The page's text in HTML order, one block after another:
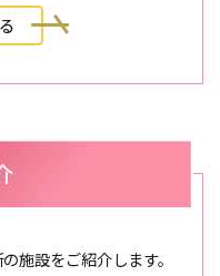
施設をご紹介します。